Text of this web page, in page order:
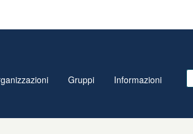
Gruppi Informazioni